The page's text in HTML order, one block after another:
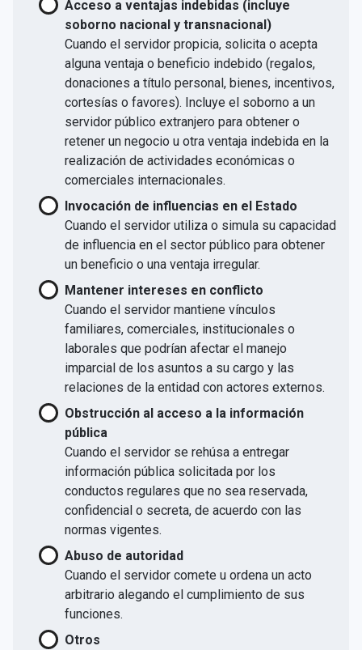
Acceso a ventajas indebidas (incluye
soborno nacional y transnacional)
Cuando el servidor propicia, solicita o acepta
alguna ventaja o beneficio indebido (regalos,
donaciones a título personal, bienes, incentivos,
cortesías o favores). Incluye el soborno a un
servidor público extranjero para obtener o
retener un negocio u otra ventaja indebida en la
realización de actividades económicas o
comerciales internacionales.
Invocación de influencias en el Estado
Cuando el servidor utiliza o simula su capacidad
de influencia en el sector público para obtener
un beneficio o una ventaja irregular.
Mantener intereses en conflicto
Cuando el servidor mantiene vínculos
familiares, comerciales, institucionales o
laborales que podrían afectar el manejo
imparcial de los asuntos a su cargo y las
relaciones de la entidad con actores externos.
Obstrucción al acceso a la información
pública
Cuando el servidor se rehúsa a entregar
información pública solicitada por los
conductos regulares que no sea reservada,
confidencial o secreta, de acuerdo con las
normas vigentes.
Abuso de autoridad
Cuando el servidor comete u ordena un acto
arbitrario alegando el cumplimiento de sus
funciones.
Otros